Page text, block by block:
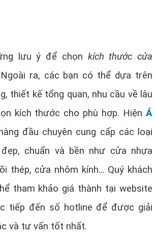
lưu ý để chọn kích thước cửa
ra, các bạn có thể dựa trên
thiết kế tổng quan, nhu cầu về lâu
kích thước cho phù hợp. Hiện Á
đầu chuyên cung cấp các loại
chuẩn và bền như cửa nhựa
thép, cửa nhôm kính… Quý khách
tham khảo giá thành tại website
tiếp đến số hotline để được giải
và tư vấn tốt nhất.